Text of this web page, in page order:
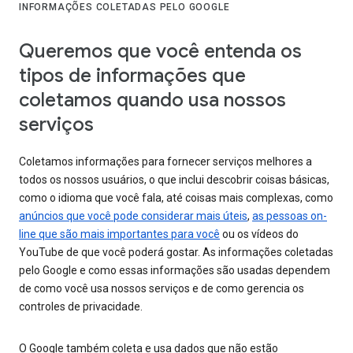
INFORMAÇÕES COLETADAS PELO GOOGLE
Queremos que você entenda os
tipos de informações que
coletamos quando usa nossos
serviços
Coletamos informações para fornecer serviços melhores a
todos os nossos usuários, o que inclui descobrir coisas básicas,
como o idioma que você fala, até coisas mais complexas, como
anúncios que você pode considerar mais úteis, as pessoas on-
line que são mais importantes para você ou os vídeos do
YouTube de que você poderá gostar. As informações coletadas
pelo Google e como essas informações são usadas dependem
de como você usa nossos serviços e de como gerencia os
controles de privacidade.
O Google também coleta e usa dados que não estão